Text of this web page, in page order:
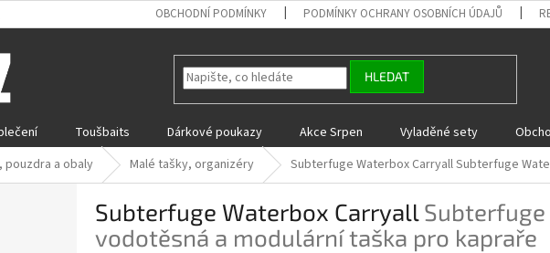
OBCHODNÍ PODMÍNKY PODMÍNKY OCHRANY OSOBNÍCH ÚDAJŮ
HLEDAT
Toušbaits Dárkové poukazy Akce Srpen Vyladěné sety
pouzdra a obaly Malé tašky, organizéry Subterfuge Waterbox CarryallSubterfuge
Subterfuge Waterbox Carryall
vodotěsná a modulární taška pro kapraře